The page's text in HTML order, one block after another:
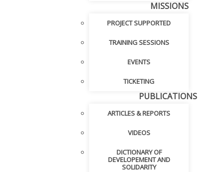
MISSIONS
PROJECT SUPPORTED
TRAINING SESSIONS
EVENTS
TICKETING
PUBLICATIONS
ARTICLES & REPORTS
VIDEOS
DICTIONARY OF
DEVELOPEMENT AND
SOLIDARITY